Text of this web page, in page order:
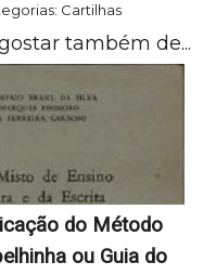
Cartilhas
também de...
do Método
ou Guia do